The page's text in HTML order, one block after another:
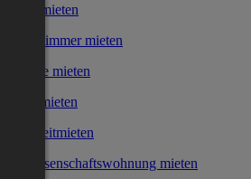
Haus mieten
WG-Zimmer mieten
Garage mieten
Büro mieten
Kurzzeitmieten
Genossenschaftswohnung mieten